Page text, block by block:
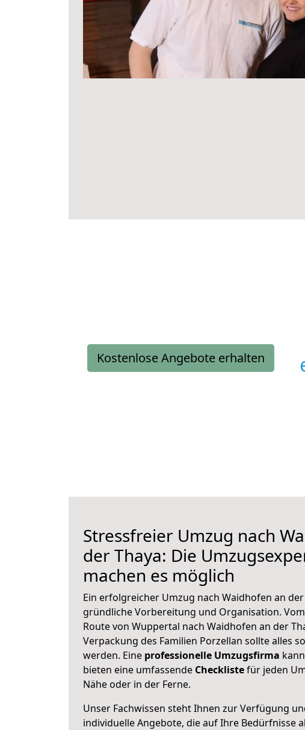
Kostenlose Angebote erhalten
Stressfreier Umzug nach
der Thaya: Die
machen es möglich
Ein erfolgreicher Umzug nach Waidhofen an
gründliche Vorbereitung und Organisation.
Route von Wuppertal nach Waidhofen an der
Verpackung des Familien Porzellan sollte alles
werden. Eine professionelle Umzugsfirma
bieten eine umfassende Checklistefür jeden
Nähe oder in der Ferne.
Unser Fachwissen steht Ihnen zur Verfügung
individuelle Angebote, die auf Ihre Bedürfnisse